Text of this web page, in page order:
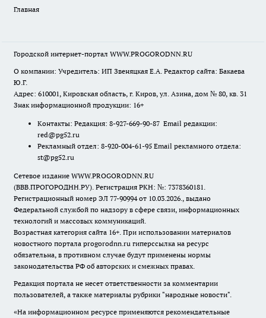
Главная
Городской интернет-портал WWW.PROGORODNN.RU
О компании: Учредитель: ИП Звеняцкая Е.А. Редактор сайта: Бакаева
Ю.Г.
Адрес: 610001, Кировская область, г. Киров, ул. Азина, дом № 80, кв. 31
Знак информационной продукции: 16+
Контакты: Редакция: 8-927-669-90-87 Email редакции:
red@pg52.ru
Рекламный отдел: 8-920-004-61-95 Email рекламного отдела:
st@pg52.ru
Сетевое издание WWW.PROGORODNN.RU
(ВВВ.ПРОГОРОДНН.РУ). Регистрация РКН: №: 7378360181.
Регистрационный номер ЭЛ 77-90994 от 10.03.2026., выдано
Федеральной службой по надзору в сфере связи, информационных
технологий и массовых коммуникаций.
Возрастная категория сайта 16+. При использовании материалов
новостного портала progorodnn.ru гиперссылка на ресурс
обязательна, в противном случае будут применены нормы
законодательства РФ об авторских и смежных правах.
Редакция портала не несет ответственности за комментарии
пользователей, а также материалы рубрики "народные новости".
«На информационном ресурсе применяются рекомендательные